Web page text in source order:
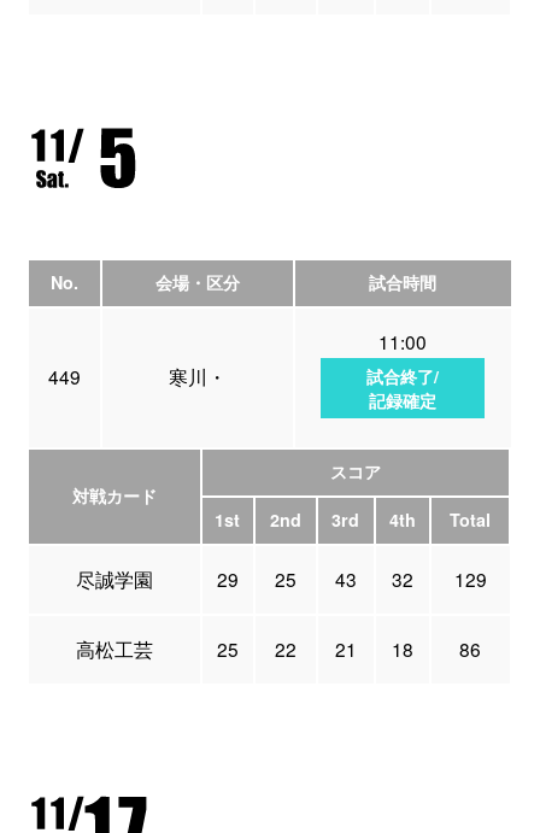
No. 会場・区分 試合時間
449 寒川・
11:00
試合終了/
記録確定
対戦カード
スコア
1st
2nd 3rd 4th Total
尽誠学園 29 25 43 32 129
高松工芸 25 22 21 18 86